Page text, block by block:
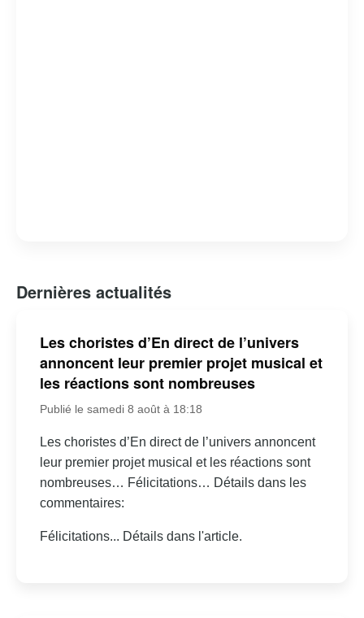
Dernières actualités
Les choristes d’En direct de l’univers
annoncent leur premier projet musical et
les réactions sont nombreuses
Publié le samedi 8 août à 18:18
Les choristes d’En direct de l’univers annoncent
leur premier projet musical et les réactions sont
nombreuses… Félicitations… Détails dans les
commentaires:
Félicitations... Détails dans l'article.